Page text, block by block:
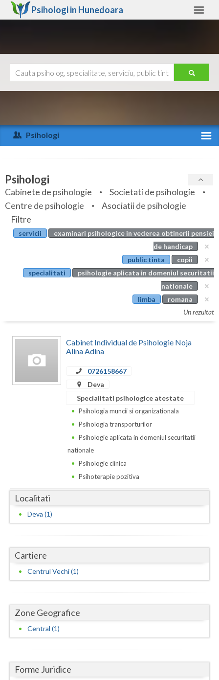
Psihologi in Hunedoara
Arad
Arges
Bihor
Bistrita-Nasaud
Botosani
Calarasi
Constanta
Gorj
Harghita
Ialomita
Maramures
Mehedinti
Neamt
Ajutor
Psihologi
Specialitati
Servicii
Articole
Evenimente
Membri
Psihologi
Cabinete de psihologie
Societati de psihologie
Centre de psihologie
Asociatii de psihologie
Filtre
servicii
examinari psihologice in vederea obtinerii pensiei
de handicap
public tinta
copii
specialitati
psihologie aplicata in domeniul securitatii
nationale
limba
romana
Un rezultat
Cabinet Individual de Psihologie Noja
Alina Adina
0726158667
Deva
Specialitati psihologice atestate
Psihologia muncii si organizationala
Psihologia transporturilor
Psihologie aplicata in domeniul securitatii
nationale
Psihologie clinica
Psihoterapie pozitiva
Localitati
Deva (1)
Cartiere
Centrul Vechi (1)
Zone Geografice
Central (1)
Forme Juridice